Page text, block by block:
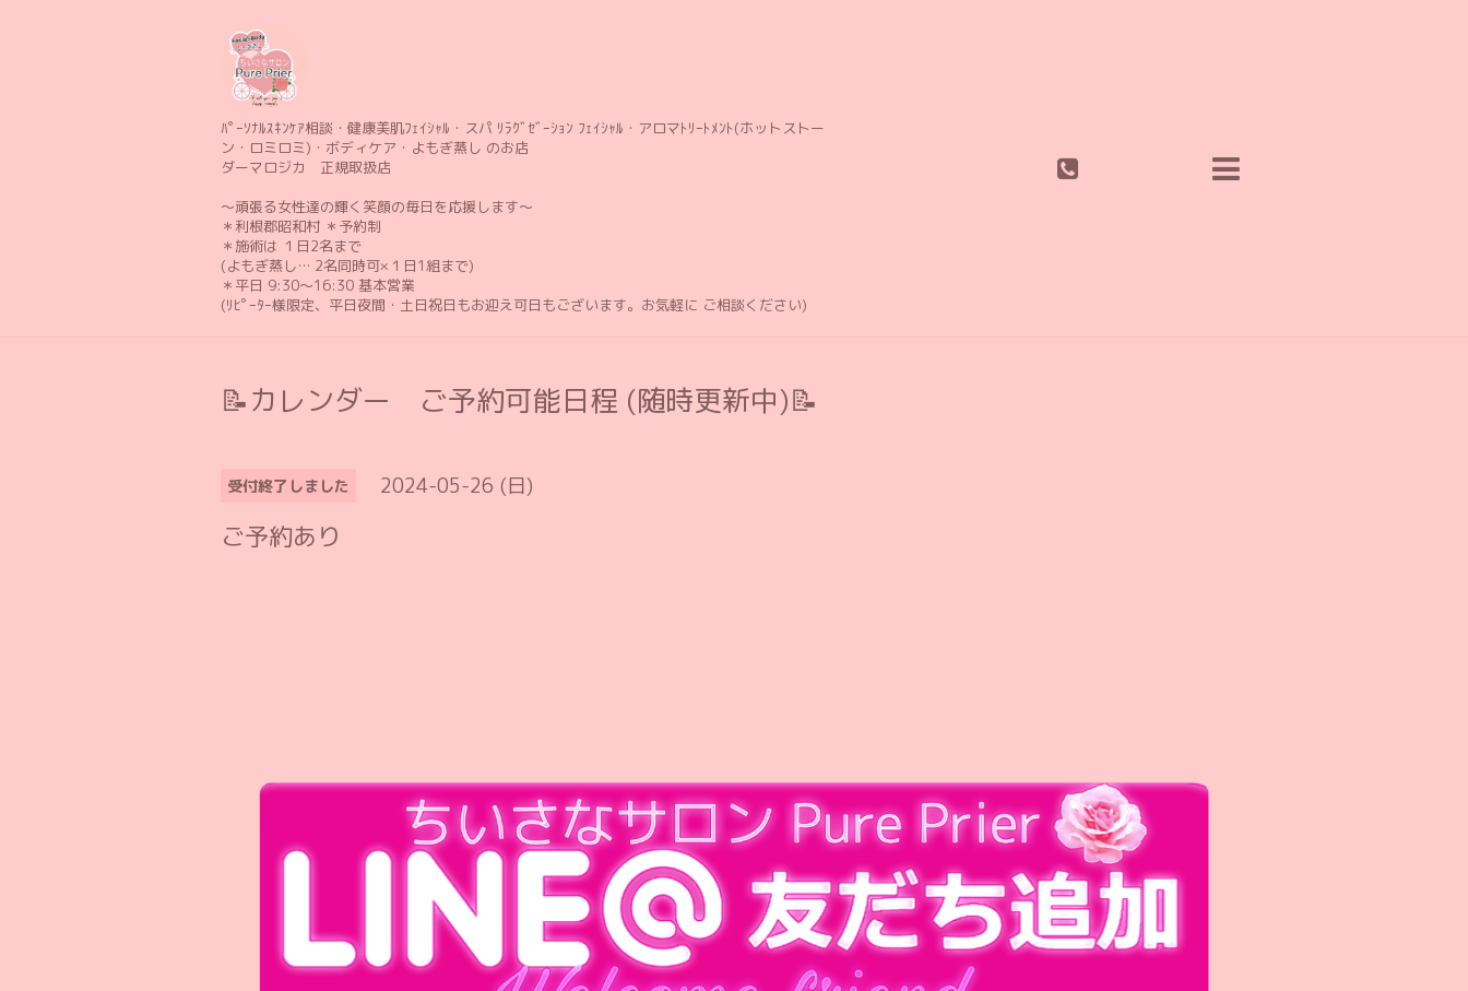
ﾊﾟｰｿﾅﾙｽｷﾝｹｱ相談・健康美肌ﾌｪｲｼｬﾙ・スパ ﾘﾗｸﾞｾﾞｰｼｮﾝ ﾌｪｲｼｬﾙ・アロマﾄﾘｰﾄﾒﾝﾄ(ホットストー
ン・ロミロミ)・ボディケア・よもぎ蒸し のお店
ダーマロジカ 正規取扱店
〜頑張る女性達の輝く笑顔の毎日を応援します〜
＊利根郡昭和村 ＊予約制
＊施術は １日2名まで
(よもぎ蒸し… 2名同時可×１日1組まで)
＊平日 9:30〜16:30 基本営業
(ﾘﾋﾟｰﾀｰ様限定、平日夜間・土日祝日もお迎え可日もございます。お気軽に ご相談ください)
📝カレンダー ご予約可能日程 (随時更新中)📝
受付終了しました 2024-05-26 (日)
ご予約あり